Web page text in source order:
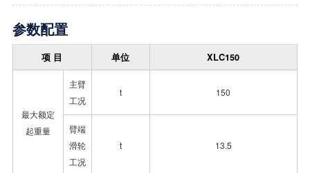
参数配置
项 目 单位 XLC150
最大额定
起重量
主臂
工况
t 150
臂端
滑轮
工况
t 13.5